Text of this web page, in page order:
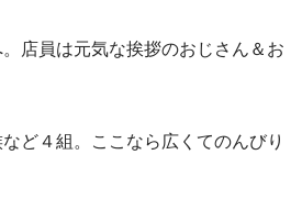
店員は元気な挨拶のおじさん＆お
ど４組。ここなら広くてのんびり